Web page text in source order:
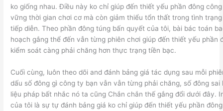
ko giống nhau. Điều này ko chỉ giúp đến thiết yếu phần đông
vững thời gian chơi cơ mà còn giảm thiểu tổn thất trong tình
tiếp diễn. Theo phần đông túng bấn quyết của tôi, bài bác toán
hoạch gắng thể đến vẫn từng phiên chơi giúp đến thiết yếu phần
kiểm soát càng phải chăng hơn thực trạng tiền bạc.
Cuối cùng, luôn theo dõi and đánh bảng giá tác dụng sau mỗi
dấu số đông gì công ty bạn vẫn vẫn từng phải chăng, số đông sai
liệu pháp bất nhắc nó ta cũng Chắn chắn thế gắng đổi dưới đây.
của tôi là sự tự đánh bảng giá ko chỉ giúp đến thiết yếu phần